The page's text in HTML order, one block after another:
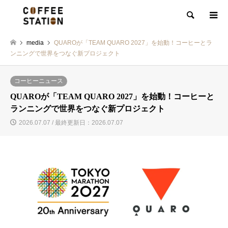
検索
media
QUAROが「TEAM QUARO 2027」を始動！コーヒーとラ
ンニングで世界をつなぐ新プロジェクト
コーヒーニュース
QUAROが「TEAM QUARO 2027」を始動！コーヒーと
ランニングで世界をつなぐ新プロジェクト
2026.07.07 / 最終更新日：2026.07.07